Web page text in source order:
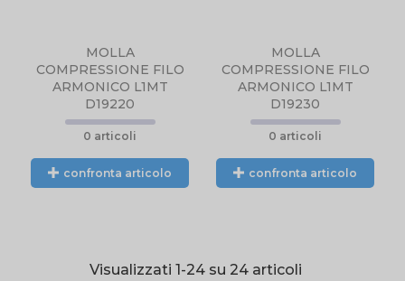
MOLLA
COMPRESSIONE FILO
ARMONICO L1MT
D19220
0 articoli
confronta articolo
MOLLA
COMPRESSIONE FILO
ARMONICO L1MT
D19230
0 articoli
confronta articolo
Visualizzati 1-24 su 24 articoli